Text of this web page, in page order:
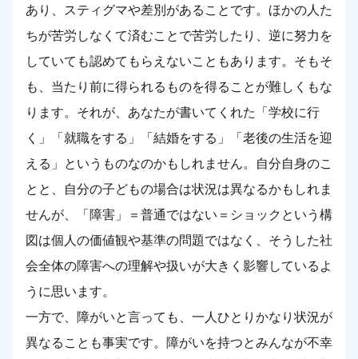
あり、スティグマや差別があることです。ほかの人た
ちが苦労しなくて済むことで苦労したり、逆に努力を
していても認めてもらえないこともあります。そもそ
も、当たり前に得られるものを得ることが難しくもな
ります。それが、あなたが書いてくれた「学校に行
く」「就職をする」「結婚をする」「老後の生活を迎
える」というものなのかもしれません。自分自身のこ
とと、自分の子どもの場合は状況は異なるかもしれま
せんが、「障害」＝普通ではない＝ショックという構
図は個人の価値観や基準の問題ではなく、そうした社
会全体の障害への理解や扱いが大きく影響しているよ
うに思います。
一方で、障がいと言っても、一人ひとりかなり状況が
異なることも事実です。障がいを持つとみんなが不幸